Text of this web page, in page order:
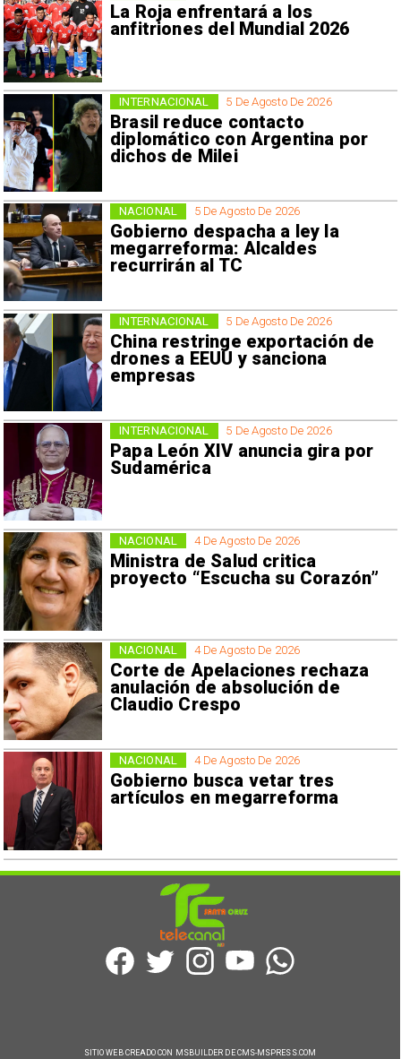
La Roja enfrentará a los
anfitriones del Mundial 2026
5 De Agosto De 2026
Brasil reduce contacto
diplomático con Argentina por
dichos de Milei
INTERNACIONAL
5 De Agosto De 2026
Gobierno despacha a ley la
megarreforma: Alcaldes
recurrirán al TC
NACIONAL
5 De Agosto De 2026
China restringe exportación de
drones a EEUU y sanciona
empresas
INTERNACIONAL
5 De Agosto De 2026
Papa León XIV anuncia gira por
Sudamérica
INTERNACIONAL
4 De Agosto De 2026
Ministra de Salud critica
proyecto “Escucha su Corazón”
NACIONAL
4 De Agosto De 2026
Corte de Apelaciones rechaza
anulación de absolución de
Claudio Crespo
NACIONAL
4 De Agosto De 2026
Gobierno busca vetar tres
artículos en megarreforma
NACIONAL
SITIO WEB CREADO CON MSBUILDER DE CMS-MSPRESS.COM